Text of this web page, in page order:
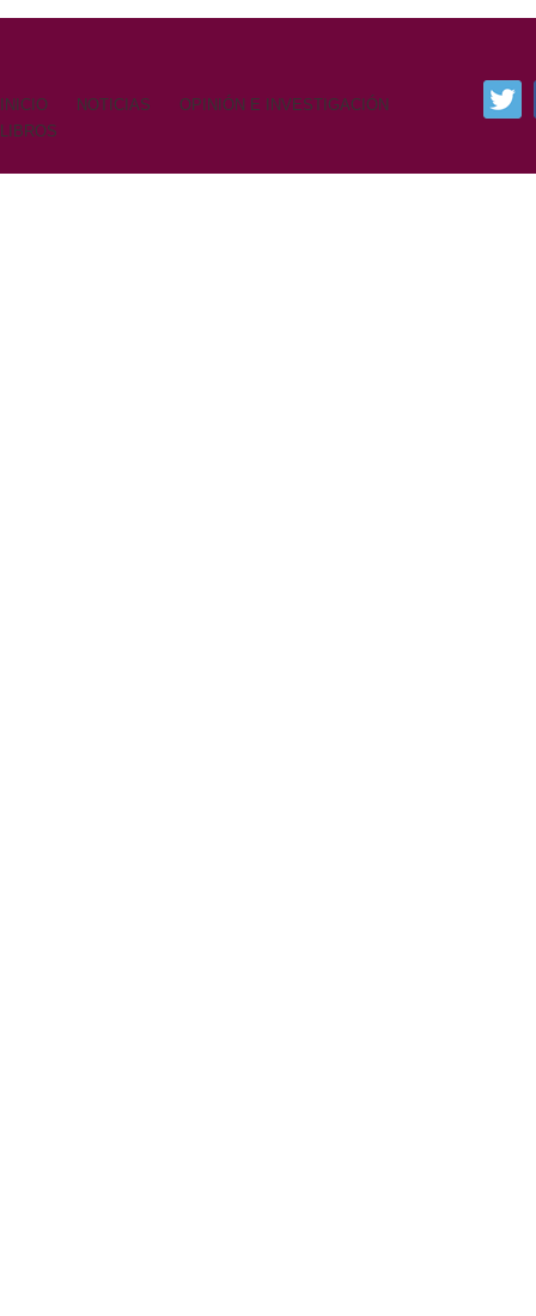
INICIO NOTICIAS
OPINIÓN E INVESTIGACIÓN
LIBROS